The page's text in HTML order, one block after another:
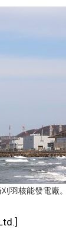
羽核能發電廠